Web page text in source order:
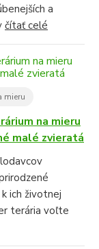
a
čítať celé
mieru
na mieru
malé zvieratá
ich životnej
terária voľte